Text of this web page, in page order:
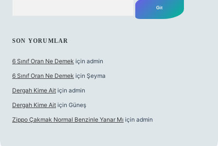
SON YORUMLAR
6 Sınıf Oran Ne Demek için admin
6 Sınıf Oran Ne Demek için Şeyma
Dergah Kime Ait için admin
Dergah Kime Ait için Güneş
Zippo Çakmak Normal Benzinle Yanar Mı için admin